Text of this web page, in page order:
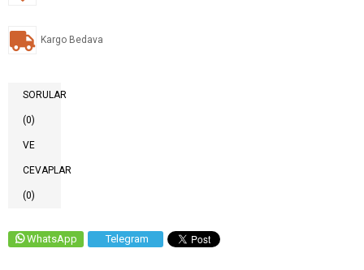
Kargo Bedava
SORULAR
(0)
VE
CEVAPLAR
(0)
WhatsApp Telegram